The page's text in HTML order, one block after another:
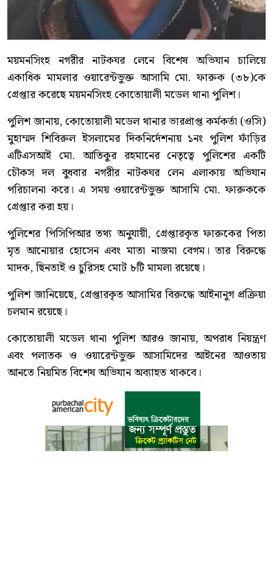
ময়মনসিংহ নগরীর নাটকঘর লেনে বিশেষ অভিযান চালিয়ে
একাধিক মামলার ওয়ারেন্টভুক্ত আসামি মো. ফারুক (৩৮)কে
গ্রেপ্তার করেছে ময়মনসিংহ কোতোয়ালী মডেল থানা পুলিশ।
পুলিশ জানায়, কোতোয়ালী মডেল থানার ভারপ্রাপ্ত কর্মকর্তা (ওসি)
মুহাম্মদ শিবিরুল ইসলামের দিকনির্দেশনায় ১নং পুলিশ ফাঁড়ির
এটিএসআই মো. আতিকুর রহমানের নেতৃত্বে পুলিশের একটি
চৌকস দল বুধবার নগরীর নাটকঘর লেন এলাকায় অভিযান
পরিচালনা করে। এ সময় ওয়ারেন্টভুক্ত আসামি মো. ফারুককে
গ্রেপ্তার করা হয়।
পুলিশের পিসিপিআর তথ্য অনুযায়ী, গ্রেপ্তারকৃত ফারুকের পিতা
মৃত আনোয়ার হোসেন এবং মাতা নাজমা বেগম। তার বিরুদ্ধে
মাদক, ছিনতাই ও চুরিসহ মোট ৮টি মামলা রয়েছে।
পুলিশ জানিয়েছে, গ্রেপ্তারকৃত আসামির বিরুদ্ধে আইনানুগ প্রক্রিয়া
চলমান রয়েছে।
কোতোয়ালী মডেল থানা পুলিশ আরও জানায়, অপরাধ নিয়ন্ত্রণ
এবং পলাতক ও ওয়ারেন্টভুক্ত আসামিদের আইনের আওতায়
আনতে নিয়মিত বিশেষ অভিযান অব্যাহত থাকবে।